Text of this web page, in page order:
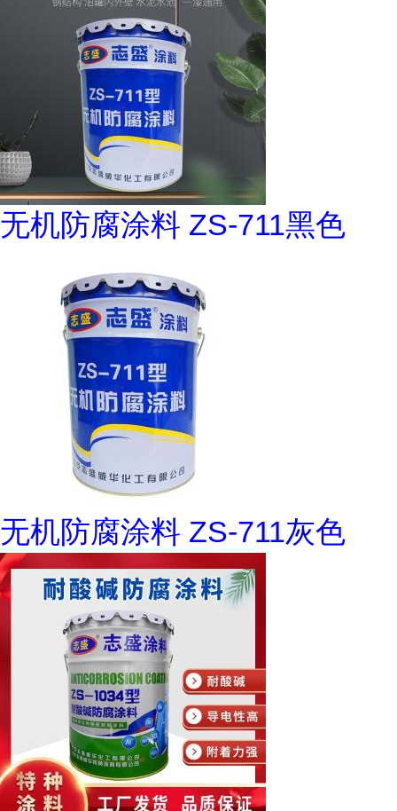
无机防腐涂料 ZS-711黑色
无机防腐涂料 ZS-711灰色